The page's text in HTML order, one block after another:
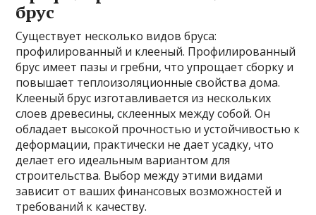
брус
Существует несколько видов бруса:
профилированный и клееный. Профилированный
брус имеет пазы и гребни, что упрощает сборку и
повышает теплоизоляционные свойства дома.
Клееный брус изготавливается из нескольких
слоев древесины, склеенных между собой. Он
обладает высокой прочностью и устойчивостью к
деформации, практически не дает усадку, что
делает его идеальным вариантом для
строительства. Выбор между этими видами
зависит от ваших финансовых возможностей и
требований к качеству.